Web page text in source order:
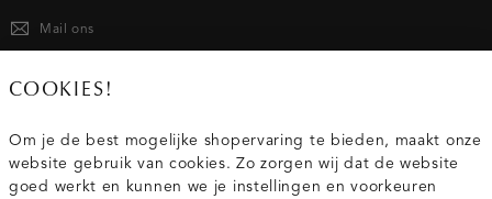
Mail ons
Service
COOKIES!
Om je de best mogelijke shopervaring te bieden, maakt onze
website gebruik van cookies. Zo zorgen wij dat de website
goed werkt en kunnen we je instellingen en voorkeuren